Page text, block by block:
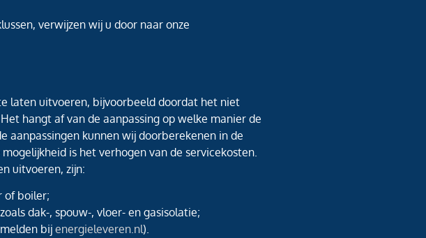
verwijzen wij u door naar onze
laten uitvoeren, bijvoorbeeld doordat het niet
hangt af van de aanpassing op welke manier de
aanpassingen kunnen wij doorberekenen in de
is het verhogen van de servicekosten.
uitvoeren, zijn:
of boiler;
dak-, spouw-, vloer- en gasisolatie;
bijenergieleveren.nl).